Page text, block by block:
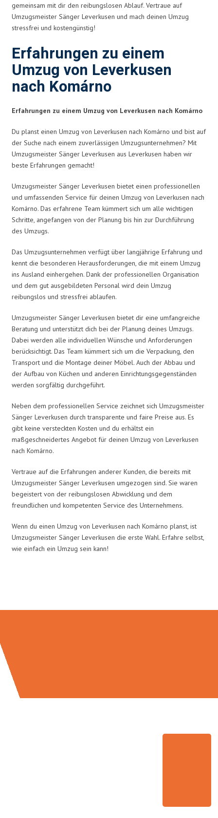
gemeinsam mit dir den reibungslosen Ablauf. Vertraue auf
Umzugsmeister Sänger Leverkusen und mach deinen Umzug
stressfrei und kostengünstig!
Erfahrungen zu einem
Umzug von Leverkusen
nach Komárno
Erfahrungen zu einem Umzug von Leverkusen nach Komárno
Du planst einen Umzug von Leverkusen nach Komárno und bist auf
der Suche nach einem zuverlässigen Umzugsunternehmen? Mit
Umzugsmeister Sänger Leverkusen aus Leverkusen haben wir
beste Erfahrungen gemacht!
Umzugsmeister Sänger Leverkusen bietet einen professionellen
und umfassenden Service für deinen Umzug von Leverkusen nach
Komárno. Das erfahrene Team kümmert sich um alle wichtigen
Schritte, angefangen von der Planung bis hin zur Durchführung
des Umzugs.
Das Umzugsunternehmen verfügt über langjährige Erfahrung und
kennt die besonderen Herausforderungen, die mit einem Umzug
ins Ausland einhergehen. Dank der professionellen Organisation
und dem gut ausgebildeten Personal wird dein Umzug
reibungslos und stressfrei ablaufen.
Umzugsmeister Sänger Leverkusen bietet dir eine umfangreiche
Beratung und unterstützt dich bei der Planung deines Umzugs.
Dabei werden alle individuellen Wünsche und Anforderungen
berücksichtigt. Das Team kümmert sich um die Verpackung, den
Transport und die Montage deiner Möbel. Auch der Abbau und
der Aufbau von Küchen und anderen Einrichtungsgegenständen
werden sorgfältig durchgeführt.
Neben dem professionellen Service zeichnet sich Umzugsmeister
Sänger Leverkusen durch transparente und faire Preise aus. Es
gibt keine versteckten Kosten und du erhältst ein
maßgeschneidertes Angebot für deinen Umzug von Leverkusen
nach Komárno.
Vertraue auf die Erfahrungen anderer Kunden, die bereits mit
Umzugsmeister Sänger Leverkusen umgezogen sind. Sie waren
begeistert von der reibungslosen Abwicklung und dem
freundlichen und kompetenten Service des Unternehmens.
Wenn du einen Umzug von Leverkusen nach Komárno planst, ist
Umzugsmeister Sänger Leverkusen die erste Wahl. Erfahre selbst,
wie einfach ein Umzug sein kann!